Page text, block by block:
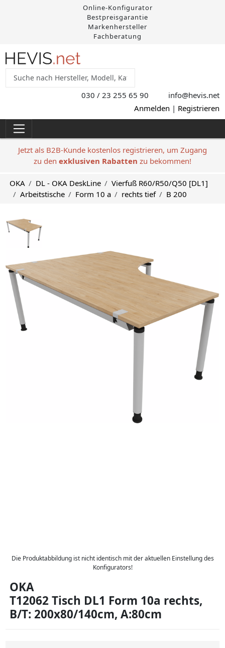
Online-Konfigurator
Bestpreisgarantie
Markenhersteller
Fachberatung
030 / 23 255 65 90 info@hevis.net
Anmelden | Registrieren
Jetzt als B2B-Kunde kostenlos registrieren, um Zugang
zu den exklusiven Rabatten zu bekommen!
OKA DL - OKA DeskLine
Vierfuß R60/R50/Q50 [DL1]
Arbeitstische
Form 10 a rechts tief B 200
Die Produktabbildung ist nicht identisch mit der aktuellen Einstellung des
Konfigurators!
OKA
T12062 Tisch DL1 Form 10a rechts,
B/T: 200x80/140cm, A:80cm